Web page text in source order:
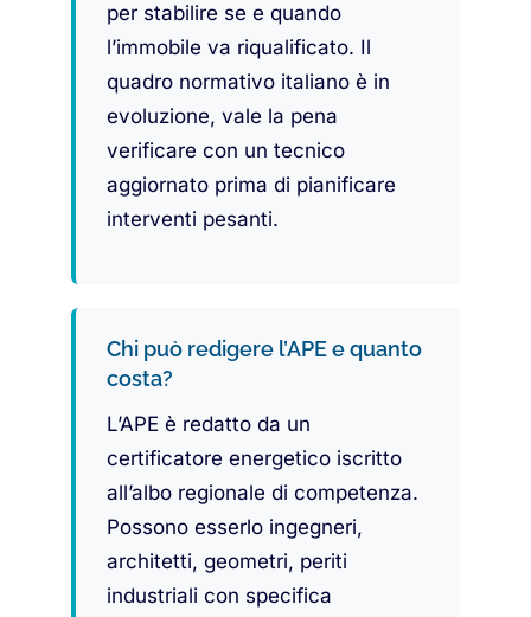
per stabilire se e quando
l’immobile va riqualificato. Il
quadro normativo italiano è in
evoluzione, vale la pena
verificare con un tecnico
aggiornato prima di pianificare
interventi pesanti.
Chi può redigere l’APE e quanto
costa?
L’APE è redatto da un
certificatore energetico iscritto
all’albo regionale di competenza.
Possono esserlo ingegneri,
architetti, geometri, periti
industriali con specifica